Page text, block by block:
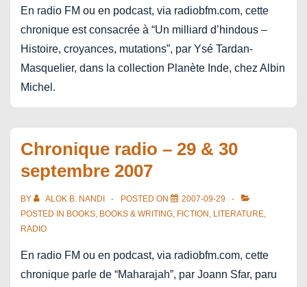
En radio FM ou en podcast, via radiobfm.com, cette
chronique est consacrée à “Un milliard d’hindous –
Histoire, croyances, mutations”, par Ysé Tardan-
Masquelier, dans la collection Planète Inde, chez Albin
Michel.
Chronique radio – 29 & 30
septembre 2007
BY ALOK B. NANDI POSTED ON
2007-09-29
POSTED IN BOOKS, BOOKS & WRITING, FICTION , LITERATURE,
RADIO
En radio FM ou en podcast, via radiobfm.com, cette
chronique parle de “Maharajah”, par Joann Sfar, paru